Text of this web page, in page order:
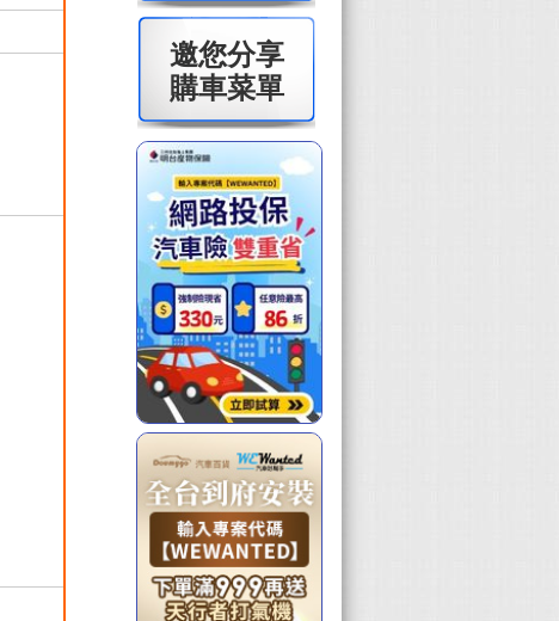
邀您分享
購車菜單